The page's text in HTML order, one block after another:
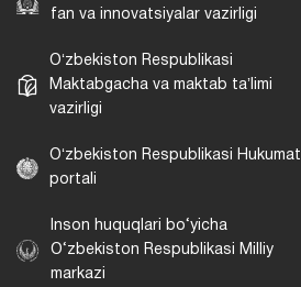
fan va innovatsiyalar vazirligi
Oʻzbekiston Respublikasi
Maktabgacha va maktab taʼlimi
vazirligi
Oʻzbekiston Respublikasi Hukumat
portali
Inson huquqlari bo‘yicha
O‘zbekiston Respublikasi Milliy
markazi